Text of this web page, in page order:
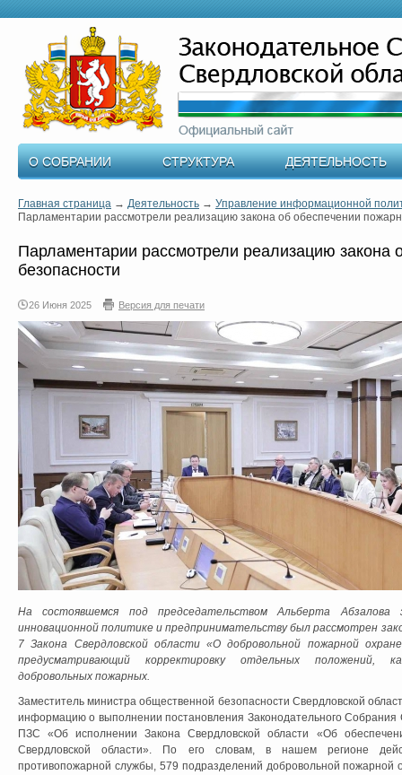
О СОБРАНИИ СТРУКТУРА ДЕЯТЕЛЬНОСТЬ
Главная страница → Деятельность → Управление информационной
Парламентарии рассмотрели реализацию закона об обеспечении
Парламентарии рассмотрели реализацию закона
безопасности
26 Июня 2025 Версия для печати
На состоявшемся под председательством Альберта
инновационной политике и предпринимательству был рассмотрен
7 Закона Свердловской области «О добровольной пожарной
предусматривающий корректировку отдельных положений,
добровольных пожарных.
Заместитель министра общественной безопасности Свердловской
информацию о выполнении постановления Законодательного
ПЗС «Об исполнении Закона Свердловской области «Об
Свердловской области». По его словам, в нашем регионе
противопожарной службы, 579 подразделений добровольной